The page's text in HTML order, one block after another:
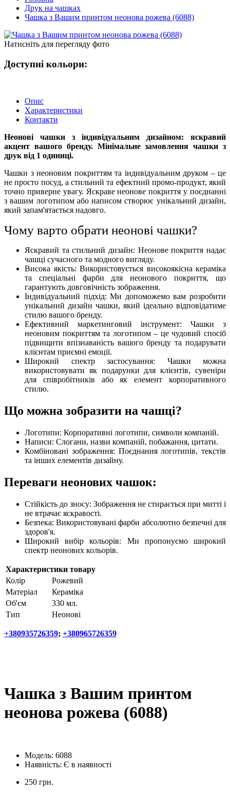
Друк на чашках
Чашка з Вашим принтом неонова рожева (6088)
Натисніть для перегляду фото
Доступні кольори:
Опис
Характеристики
Контакти
Неонові чашки з індивідуальним дизайном: яскравий
акцент вашого бренду. Мінімальне замовлення чашки з
друк від 1 одиниці.
Чашки з неоновим покриттям та індивідуальним друком – це
не просто посуд, а стильний та ефектний промо-продукт, який
точно приверне увагу. Яскраве неонове покриття у поєднанні
з вашим логотипом або написом створює унікальний дизайн,
який запам'ятається надовго.
Чому варто обрати неонові чашки?
Яскравий та стильний дизайн: Неонове покриття надає
чашці сучасного та модного вигляду.
Висока якість: Використовується високоякісна кераміка
та спеціальні фарби для неонового покриття, що
гарантують довговічність зображення.
Індивідуальний підхід: Ми допоможемо вам розробити
унікальний дизайн чашки, який ідеально відповідатиме
стилю вашого бренду.
Ефективний маркетинговий інструмент: Чашки з
неоновим покриттям та логотипом – це чудовий спосіб
підвищити впізнаваність вашого бренду та подарувати
клієнтам приємні емоції.
Широкий спектр застосування: Чашки можна
використовувати як подарунки для клієнтів, сувеніри
для співробітників або як елемент корпоративного
стилю.
Що можна зобразити на чашці?
Логотипи: Корпоративні логотипи, символи компаній.
Написи: Слогани, назви компаній, побажання, цитати.
Комбіновані зображення: Поєднання логотипів, текстів
та інших елементів дизайну.
Переваги неонових чашок:
Стійкість до зносу: Зображення не стирається при митті і
не втрачає яскравості.
Безпека: Використовувані фарби абсолютно безпечні для
здоров'я.
Широкий вибір кольорів: Ми пропонуємо широкий
спектр неонових кольорів.
Характеристики товару
Колір
Рожевий
Матеріал
Кераміка
Об'єм
330 мл.
Тип
Неонові
+380935726359; +380965726359
Чашка з Вашим принтом
неонова рожева (6088)
Модель: 6088
Наявність: Є в наявності
250 грн.